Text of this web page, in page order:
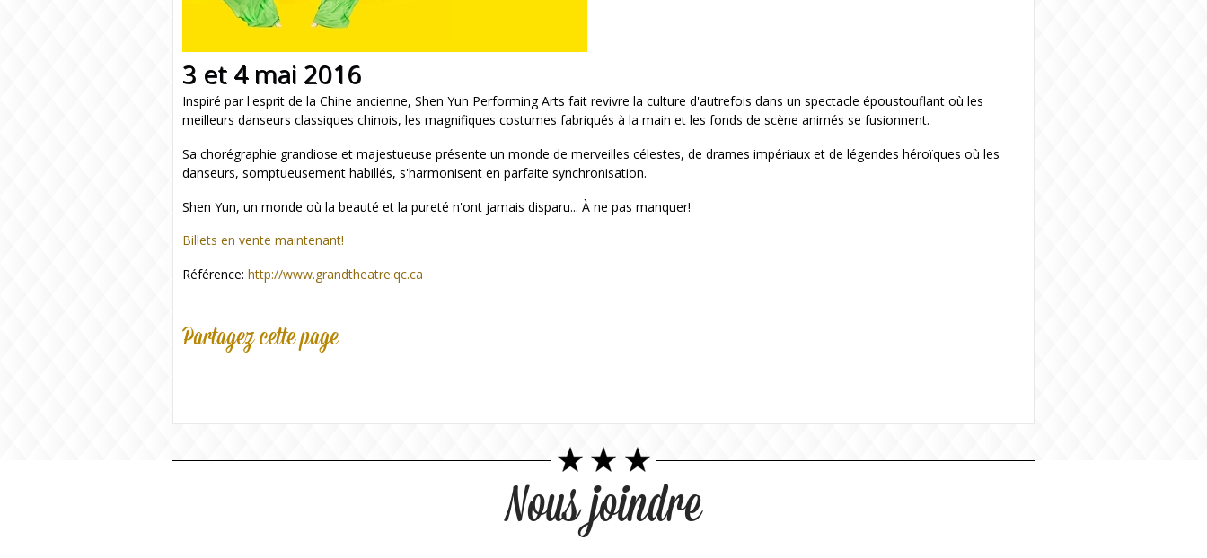
3 et 4 mai 2016
Inspiré par l'esprit de la Chine ancienne, Shen Yun Performing Arts fait revivre la culture d'autrefois dans un spectacle époustouflant où les
meilleurs danseurs classiques chinois, les magnifiques costumes fabriqués à la main et les fonds de scène animés se fusionnent.
Sa chorégraphie grandiose et majestueuse présente un monde de merveilles célestes, de drames impériaux et de légendes héroïques où les
danseurs, somptueusement habillés, s'harmonisent en parfaite synchronisation.
Shen Yun, un monde où la beauté et la pureté n'ont jamais disparu... À ne pas manquer!
Billets en vente maintenant!
Référence: http://www.grandtheatre.qc.ca
Partagez cette page
Nous joindre